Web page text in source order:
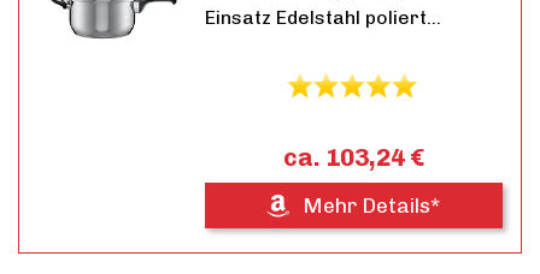
Einsatz Edelstahl poliert…
ca. 103,24 €
Mehr Details*